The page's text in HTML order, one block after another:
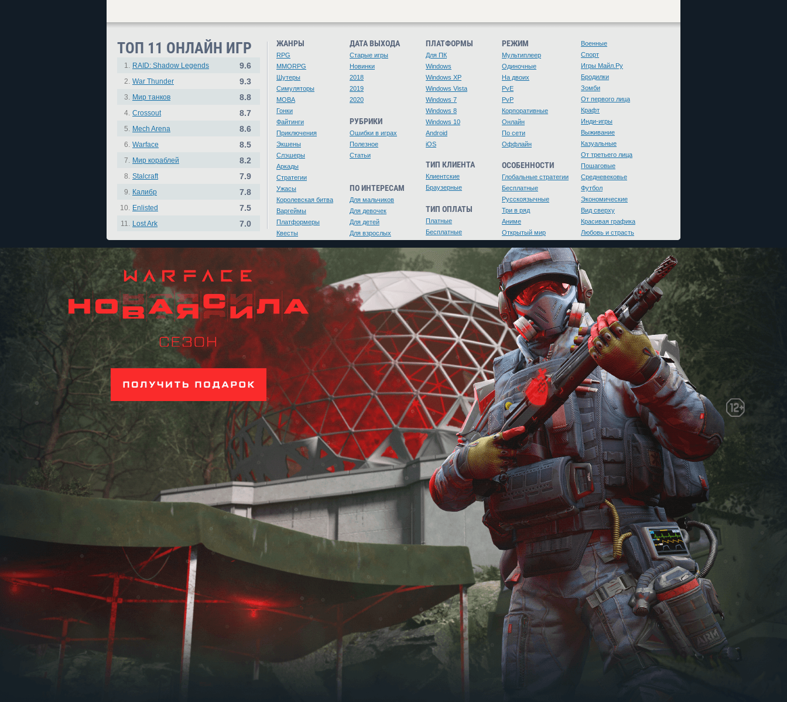
ТОП 11 ОНЛАЙН ИГР
1. RAID: Shadow Legends 9.6
2. War Thunder 9.3
3. Мир танков 8.8
4. Crossout 8.7
5. Mech Arena 8.6
6. Warface 8.5
7. Мир кораблей 8.2
8. Stalcraft 7.9
9. Калибр 7.8
10. Enlisted 7.5
11. Lost Ark 7.0
ЖАНРЫ
RPG
MMORPG
Шутеры
Симуляторы
MOBA
Гонки
Файтинги
Приключения
Экшены
Слэшеры
Аркады
Стратегии
Ужасы
Королевская битва
Варгеймы
Платформеры
Квесты
ДАТА ВЫХОДА
Старые игры
Новинки
2018
2019
2020
РУБРИКИ
Ошибки в играх
Полезное
Статьи
ПО ИНТЕРЕСАМ
Для мальчиков
Для девочек
Для детей
Для взрослых
ПЛАТФОРМЫ
Для ПК
Windows
Windows XP
Windows Vista
Windows 7
Windows 8
Windows 10
Android
iOS
ТИП КЛИЕНТА
Клиентские
Браузерные
ТИП ОПЛАТЫ
Платные
Бесплатные
РЕЖИМ
Мультиплеер
Одиночные
На двоих
PvE
PvP
Корпоративные
Онлайн
По сети
Оффлайн
ОСОБЕННОСТИ
Глобальные стратегии
Бесплатные
Русскоязычные
Три в ряд
Аниме
Открытый мир
Военные
Спорт
Игры Майл.Ру
Бродилки
Зомби
От первого лица
Крафт
Инди-игры
Выживание
Казуальные
От третьего лица
Пошаговые
Средневековье
Футбол
Экономические
Вид сверху
Красивая графика
Любовь и страсть